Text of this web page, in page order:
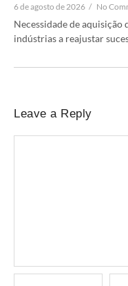
6 de agosto de 2026 / No
Necessidade de
indústrias a reajustar
Leave a Reply